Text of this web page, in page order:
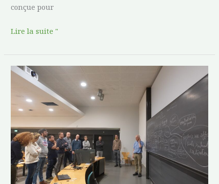
conçue pour
Lire la suite "
Réunion
ReForest
WP3
WP4
Un
pas
en